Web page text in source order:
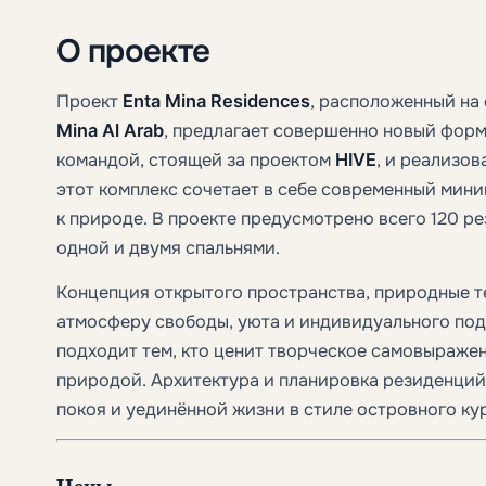
О проекте
Проект Enta Mina Residences, расположенный
Mina Al Arab, предлагает совершенно новый
командой, стоящей за проектом HIVE, и
этот комплекс сочетает в себе современный
к природе. В проекте предусмотрено всего 120
одной и двумя спальнями.
Концепция открытого пространства, природные
атмосферу свободы, уюта и индивидуального
подходит тем, кто ценит творческое
природой. Архитектура и планировка
покоя и уединённой жизни в стиле островного